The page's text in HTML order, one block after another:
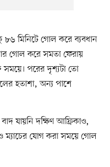
মিনিটে গোল করে ব্যবধান
গোল করে সমতা ফেরায়
সময়ে। পরের দৃশ্যটা তো
হতাশা, অন্য পাশে
যায়নি দক্ষিণ আফ্রিকাও,
ম্যাচের যোগ করা সময়ে গোল